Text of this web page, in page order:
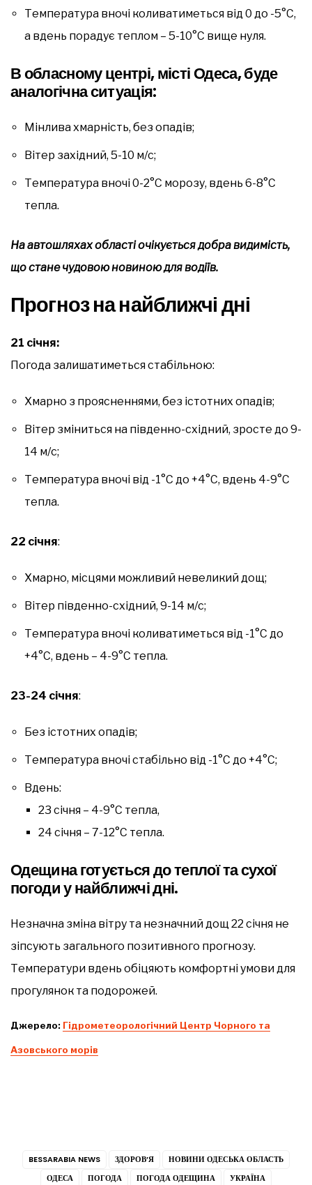
Температура вночі коливатиметься від 0 до -5°С,
а вдень порадує теплом – 5-10°С вище нуля.
В обласному центрі, місті Одеса, буде
аналогічна ситуація:
Мінлива хмарність, без опадів;
Вітер західний, 5-10 м/с;
Температура вночі 0-2°С морозу, вдень 6-8°С
тепла.
На автошляхах області очікується добра видимість,
що стане чудовою новиною для водіїв.
Прогноз на найближчі дні
21 січня:
Погода залишатиметься стабільною:
Хмарно з проясненнями, без істотних опадів;
Вітер зміниться на південно-східний, зросте до 9-
14 м/с;
Температура вночі від -1°С до +4°С, вдень 4-9°С
тепла.
22 січня:
Хмарно, місцями можливий невеликий дощ;
Вітер південно-східний, 9-14 м/с;
Температура вночі коливатиметься від -1°С до
+4°С, вдень – 4-9°С тепла.
23-24 січня:
Без істотних опадів;
Температура вночі стабільно від -1°С до +4°С;
Вдень:
23 січня – 4-9°С тепла,
24 січня – 7-12°С тепла.
Одещина готується до теплої та сухої
погоди у найближчі дні.
Незначна зміна вітру та незначний дощ 22 січня не
зіпсують загального позитивного прогнозу.
Температури вдень обіцяють комфортні умови для
прогулянок та подорожей.
Джерело: Гідрометеорологічний Центр Чорного та
Азовського морів
BESSARABIA NEWS ЗДОРОВ’Я
НОВИНИ ОДЕСЬКА ОБЛАСТЬ
ОДЕСА
ПОГОДА ПОГОДА ОДЕЩИНА УКРАЇНА